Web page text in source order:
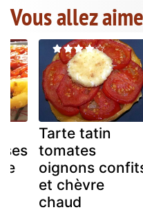
Vous allez
Tarte tatin
tomates
oignons
et chèvre
chaud